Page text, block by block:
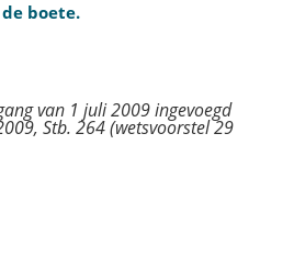
boete.
van 1 juli 2009 ingevoegd
Stb. 264 (wetsvoorstel 29